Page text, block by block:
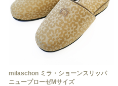
milaschon ミラ・ショーンスリッパ
ニュープローゼMサイズ